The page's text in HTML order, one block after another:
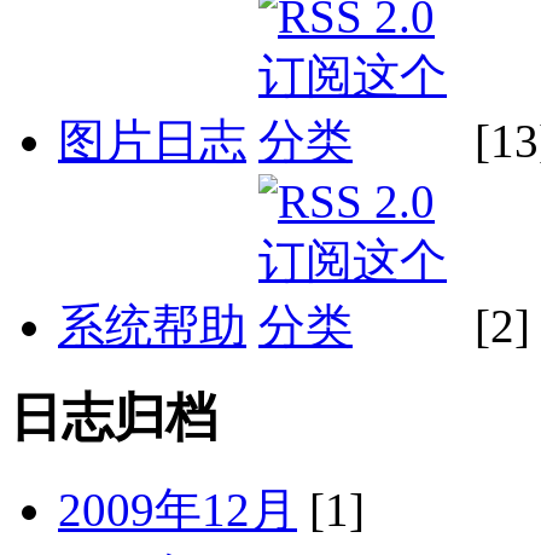
图片日志
系统帮助 [2]
日志归档
2009年12月 [1]